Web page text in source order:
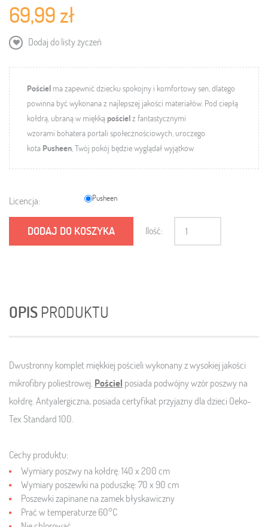
69,99 zł
Dodaj do listy życzeń
Pościel ma zapewnić dziecku spokojny i komfortowy sen, dlatego
powinna być wykonana z najlepszej jakości materiałów. Pod ciepłą
kołdrą, ubraną w miękkąpościelz fantastycznymi
wzorami bohatera portali społecznościowych, uroczego
kota Pusheen, Twój pokój będzie wyglądał wyjątkow
Licencja: Pusheen
DODAJ DO KOSZYKA Ilość:
OPIS PRODUKTU
Dwustronny komplet miękkiej pościeli wykonany z wysokiej jakości
mikrofibry poliestrowej. Pościel posiada podwójny wzór poszwy na
kołdrę. Antyalergiczna, posiada certyfikat przyjazny dla dzieci Oeko-
Tex Standard 100.
Cechy produktu:
Wymiary poszwy na kołdrę: 140 x 200 cm
Wymiary poszewki na poduszkę: 70 x 90 cm
Poszewki zapinane na zamek błyskawiczny
Prać w temperaturze 60°C